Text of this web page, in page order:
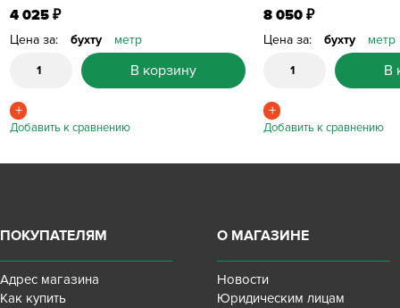
4 025 ₽
Цена за: бухту метр
В корзину
8 050 ₽
Цена за: бухту метр
В
ПОКУПАТЕЛЯМ
Адрес магазина
Как купить
О МАГАЗИНЕ
Новости
Юридическим лицам